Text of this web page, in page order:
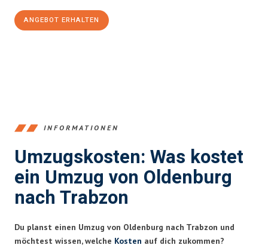
ANGEBOT ERHALTEN
INFORMATIONEN
Umzugskosten: Was kostet
ein Umzug von Oldenburg
nach Trabzon
Du planst einen Umzug von Oldenburg nach Trabzon und
möchtest wissen, welche Kosten auf dich zukommen?